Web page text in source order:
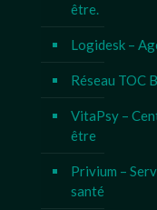
être.
Logidesk –
Réseau TOC
VitaPsy –
être
Privium –
santé